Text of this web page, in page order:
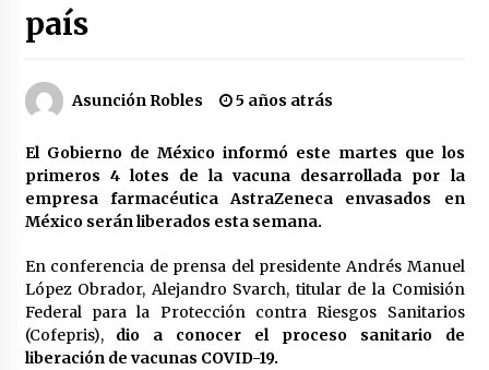
3 semanas atrás
Detienen a funcionario por presunto homicidio
del periodista Josué Martínez
3 semanas atrás
CNTE anuncia paso gratuito en peajes de CDMX
y acciones en 20 estados
2 meses atrás
Laura Itzel Castillo será la nueva secretaria de
país
Asunción Robles 5 años atrás
El Gobierno de México informó este martes que los
primeros 4 lotes de la vacuna desarrollada por la
empresa farmacéutica AstraZeneca
envasados en
México serán liberados esta semana.
En conferencia de prensa del presidente Andrés Manuel
López Obrador, Alejandro Svarch, titular de la Comisión
Federal para la Protección contra Riesgos Sanitarios
(Cofepris), dio a conocer el proceso sanitario de
liberación de vacunas COVID-19.